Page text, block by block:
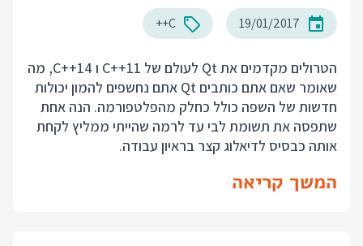
19/01/2017
C++
הטרולים מקדמים את Qt לעולם של C++11 ו C++14, מה
שאומר שאם אתם כותבים Qt אתם נחשפים להמון יכולות
חדשות של השפה כולל כחלק מהפלטפורמה. הנה אחת
שתפסה את תשומת לבי עד לרמה שהייתי ממליץ לקחת
אותה כבסיס לדיאלוג קצר בראיון עבודה.
המשך קריאה